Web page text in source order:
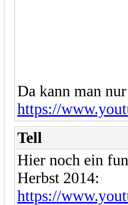
Da kann man
https://
Tell
Hier noch ein
Herbst 2014:
https://